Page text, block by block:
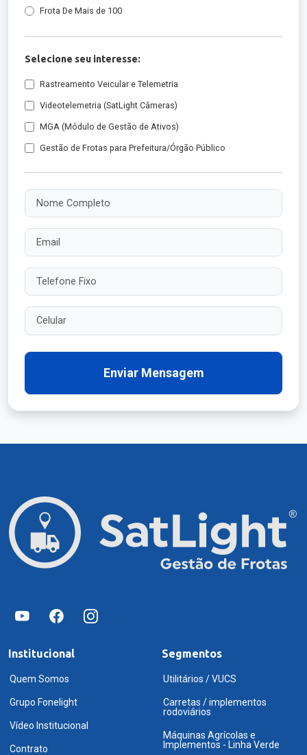
Frota De Mais de 100
Selecione seu interesse:
Rastreamento Veicular e Telemetria
Videotelemetria (SatLight Câmeras)
MGA (Módulo de Gestão de Ativos)
Gestão de Frotas para Prefeitura/Órgão Público
Nome Completo
Email
Telefone Fixo
Celular
Enviar Mensagem
Institucional
Quem Somos
Grupo Fonelight
Vídeo Institucional
Contrato
Segmentos
Utilitários / VUCS
Carretas / implementos
rodoviários
Máquinas Agrícolas e
Implementos - Linha Verde